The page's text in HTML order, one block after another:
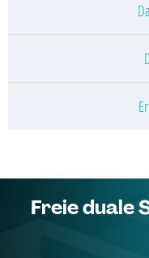
Freie duale